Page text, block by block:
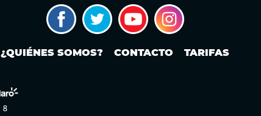
¿QUIÉNES SOMOS? CONTACTO TARIFAS